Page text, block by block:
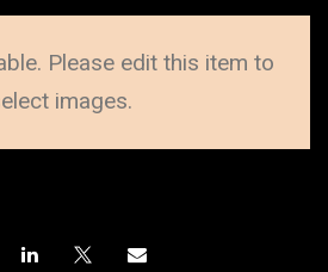
Please edit this item to
images.